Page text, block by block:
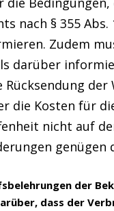
nach § 355
Zudem
darüber
Rücksendung
die Kosten für
nicht auf
der
dass der